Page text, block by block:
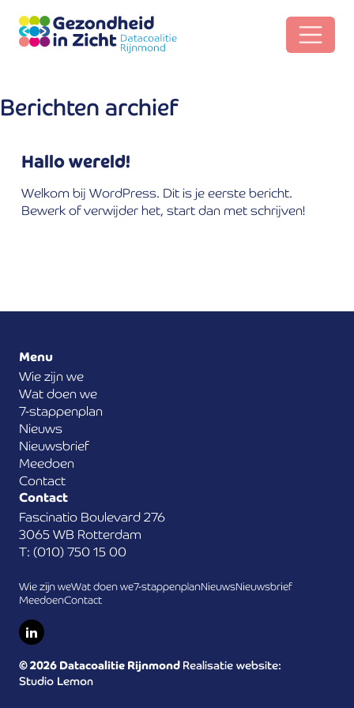
Berichten archief
Hallo wereld!
Welkom bij WordPress. Dit is je eerste bericht.
Bewerk of verwijder het, start dan met schrijven!
Menu
Wie zijn we
Wat doen we
7-stappenplan
Nieuws
Nieuwsbrief
Meedoen
Contact
Contact
Fascinatio Boulevard 276
3065 WB Rotterdam
T: (010) 750 15 00
Wie zijn weWat doen we7-stappenplanNieuwsNieuwsbrief
MeedoenContact
© 2026 Datacoalitie Rijnmond Realisatie website:
Studio Lemon